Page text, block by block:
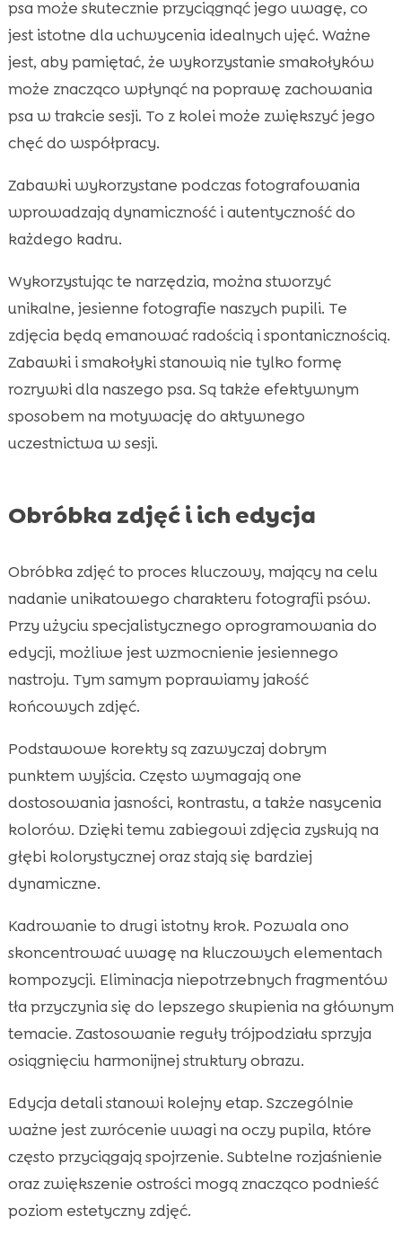
psa może skutecznie przyciągnąć jego uwagę, co
jest istotne dla uchwycenia idealnych ujęć. Ważne
jest, aby pamiętać, że wykorzystanie smakołyków
może znacząco wpłynąć na poprawę zachowania
psa w trakcie sesji. To z kolei może zwiększyć jego
chęć do współpracy.
Zabawki wykorzystane podczas fotografowania
wprowadzają dynamiczność i autentyczność do
każdego kadru.
Wykorzystując te narzędzia, można stworzyć
unikalne, jesienne fotografie naszych pupili. Te
zdjęcia będą emanować radością i spontanicznością.
Zabawki i smakołyki stanowią nie tylko formę
rozrywki dla naszego psa. Są także efektywnym
sposobem na motywację do aktywnego
uczestnictwa w sesji.
Obróbka zdjęć i ich edycja
Obróbka zdjęć to proces kluczowy, mający na celu
nadanie unikatowego charakteru fotografii psów.
Przy użyciu specjalistycznego oprogramowania do
edycji, możliwe jest wzmocnienie jesiennego
nastroju. Tym samym poprawiamy jakość
końcowych zdjęć.
Podstawowe korekty są zazwyczaj dobrym
punktem wyjścia. Często wymagają one
dostosowania jasności, kontrastu, a także nasycenia
kolorów. Dzięki temu zabiegowi zdjęcia zyskują na
głębi kolorystycznej oraz stają się bardziej
dynamiczne.
Kadrowanie to drugi istotny krok. Pozwala ono
skoncentrować uwagę na kluczowych elementach
kompozycji. Eliminacja niepotrzebnych fragmentów
tła przyczynia się do lepszego skupienia na głównym
temacie. Zastosowanie reguły trójpodziału sprzyja
osiągnięciu harmonijnej struktury obrazu.
Edycja detali stanowi kolejny etap. Szczególnie
ważne jest zwrócenie uwagi na oczy pupila, które
często przyciągają spojrzenie. Subtelne rozjaśnienie
oraz zwiększenie ostrości mogą znacząco podnieść
poziom estetyczny zdjęć.